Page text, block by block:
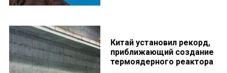
Китай установил рекорд,
приближающий создание
термоядерного реактора